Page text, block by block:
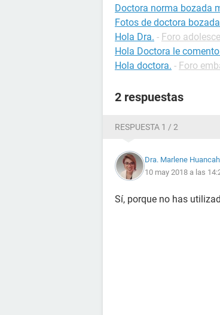
Doctora norma bozada
Fotos de doctora
Hola Dra. - Foro
Hola Doctora le
Hola doctora. - Foro
2 respuestas
RESPUESTA 1 / 2
Dra. Marlene
10 may 2018 a las
Sí, porque no has